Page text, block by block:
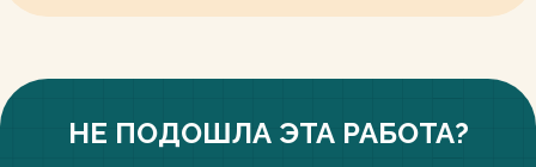
НЕ ПОДОШЛА ЭТА РАБОТА?